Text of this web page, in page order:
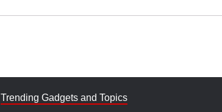
Trending Gadgets and Topics